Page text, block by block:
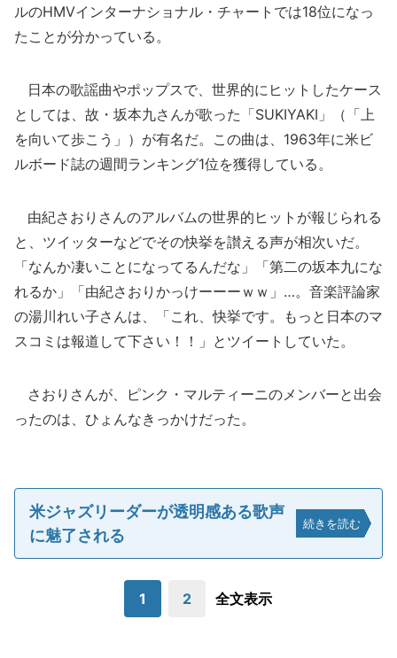
ルのHMVインターナショナル・チャートでは18位になっ
たことが分かっている。
日本の歌謡曲やポップスで、世界的にヒットしたケース
としては、故・坂本九さんが歌った「SUKIYAKI」（「上
を向いて歩こう」）が有名だ。この曲は、1963年に米ビ
ルボード誌の週間ランキング1位を獲得している。
由紀さおりさんのアルバムの世界的ヒットが報じられる
と、ツイッターなどでその快挙を讃える声が相次いだ。
「なんか凄いことになってるんだな」「第二の坂本九にな
れるか」「由紀さおりかっけーーーｗｗ」…。音楽評論家
の湯川れい子さんは、「これ、快挙です。もっと日本のマ
スコミは報道して下さい！！」とツイートしていた。
さおりさんが、ピンク・マルティーニのメンバーと出会
ったのは、ひょんなきっかけだった。
米ジャズリーダーが透明感ある歌声
に魅了される
続きを読む
1 2 全文表示